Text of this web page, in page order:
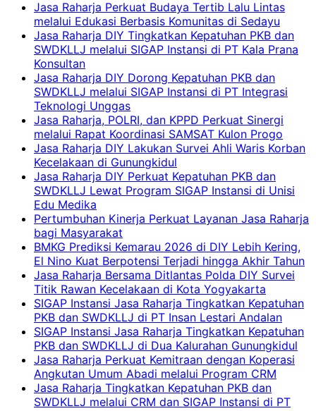
Jasa Raharja Perkuat Budaya Tertib Lalu Lintas
melalui Edukasi Berbasis Komunitas di Sedayu
Jasa Raharja DIY Tingkatkan Kepatuhan PKB dan
SWDKLLJ melalui SIGAP Instansi di PT Kala Prana
Konsultan
Jasa Raharja DIY Dorong Kepatuhan PKB dan
SWDKLLJ melalui SIGAP Instansi di PT Integrasi
Teknologi Unggas
Jasa Raharja, POLRI, dan KPPD Perkuat Sinergi
melalui Rapat Koordinasi SAMSAT Kulon Progo
Jasa Raharja DIY Lakukan Survei Ahli Waris Korban
Kecelakaan di Gunungkidul
Jasa Raharja DIY Perkuat Kepatuhan PKB dan
SWDKLLJ Lewat Program SIGAP Instansi di Unisi
Edu Medika
Pertumbuhan Kinerja Perkuat Layanan Jasa Raharja
bagi Masyarakat
BMKG Prediksi Kemarau 2026 di DIY Lebih Kering,
El Nino Kuat Berpotensi Terjadi hingga Akhir Tahun
Jasa Raharja Bersama Ditlantas Polda DIY Survei
Titik Rawan Kecelakaan di Kota Yogyakarta
SIGAP Instansi Jasa Raharja Tingkatkan Kepatuhan
PKB dan SWDKLLJ di PT Insan Lestari Andalan
SIGAP Instansi Jasa Raharja Tingkatkan Kepatuhan
PKB dan SWDKLLJ di Dua Kalurahan Gunungkidul
Jasa Raharja Perkuat Kemitraan dengan Koperasi
Angkutan Umum Abadi melalui Program CRM
Jasa Raharja Tingkatkan Kepatuhan PKB dan
SWDKLLJ melalui CRM dan SIGAP Instansi di PT